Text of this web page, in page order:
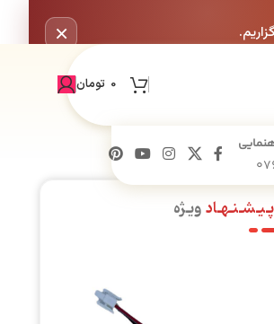
×
0 تومان
پـیـشـنـهـادویـژه